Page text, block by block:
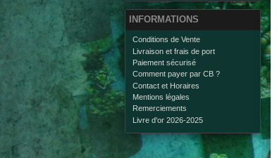
INFORMATIONS
Conditions de Vente
Livraison et frais de port
Paiement sécurisé
Comment payer par CB ?
Contact et Horaires
Mentions légales
Remerciements
Livre d'or 2026-2025